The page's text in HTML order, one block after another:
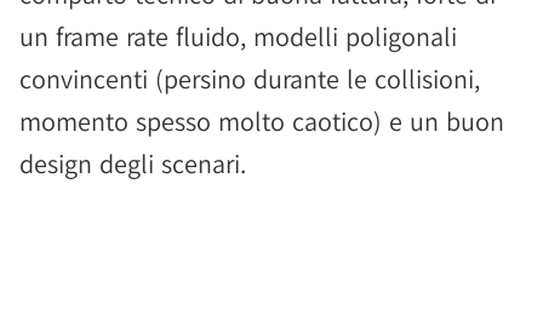
un frame rate fluido, modelli poligonali
convincenti (persino durante le collisioni,
momento spesso molto caotico) e un buon
design degli scenari.